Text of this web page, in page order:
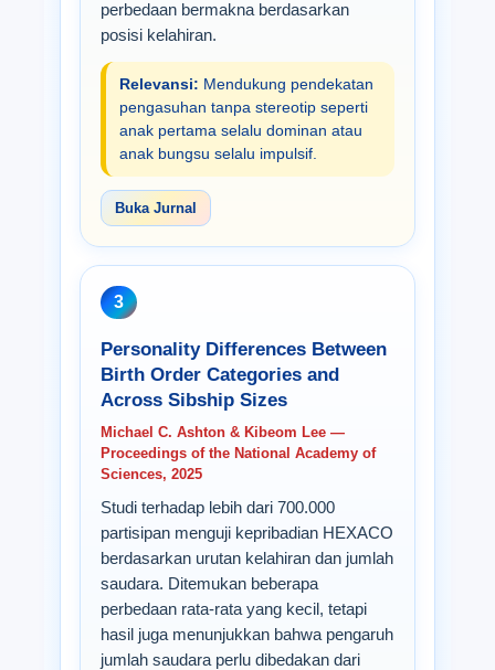
perbedaan bermakna berdasarkan
posisi kelahiran.
Relevansi: Mendukung pendekatan
pengasuhan tanpa stereotip seperti
anak pertama selalu dominan atau
anak bungsu selalu impulsif.
Buka Jurnal
3
Personality Differences Between
Birth Order Categories and
Across Sibship Sizes
Michael C. Ashton & Kibeom Lee —
Proceedings of the National Academy of
Sciences, 2025
Studi terhadap lebih dari 700.000
partisipan menguji kepribadian HEXACO
berdasarkan urutan kelahiran dan jumlah
saudara. Ditemukan beberapa
perbedaan rata-rata yang kecil, tetapi
hasil juga menunjukkan bahwa pengaruh
jumlah saudara perlu dibedakan dari